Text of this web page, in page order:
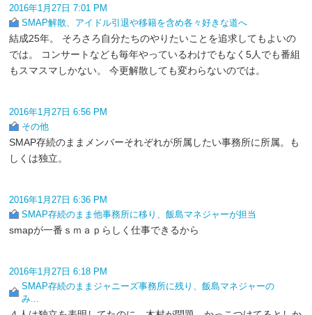
2016年1月27日 7:01 PM
SMAP解散、アイドル引退や移籍を含め各々好きな道へ
結成25年。 そろさろ自分たちのやりたいことを追求してもよいの
では。 コンサートなども毎年やっているわけでもなく5人でも番組
もスマスマしかない。 今更解散しても変わらないのでは。
2016年1月27日 6:56 PM
その他
SMAP存続のままメンバーそれぞれが所属したい事務所に所属。も
しくは独立。
2016年1月27日 6:36 PM
SMAP存続のまま他事務所に移り、飯島マネジャーが担当
smapが一番ｓｍａｐらしく仕事できるから
2016年1月27日 6:18 PM
SMAP存続のままジャニーズ事務所に残り、飯島マネジャーの
み...